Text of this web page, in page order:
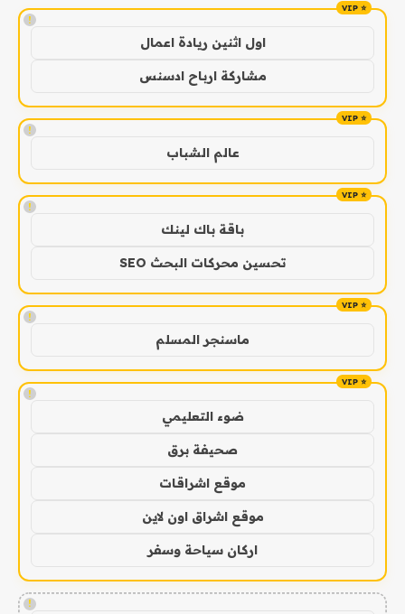
!
اول اثنين ريادة اعمال
مشاركة ارباح ادسنس
!
عالم الشباب
!
باقة باك لينك
تحسين محركات البحث SEO
!
ماسنجر المسلم
!
ضوء التعليمي
صحيفة برق
موقع اشراقات
موقع اشراق اون لاين
اركان سياحة وسفر
!